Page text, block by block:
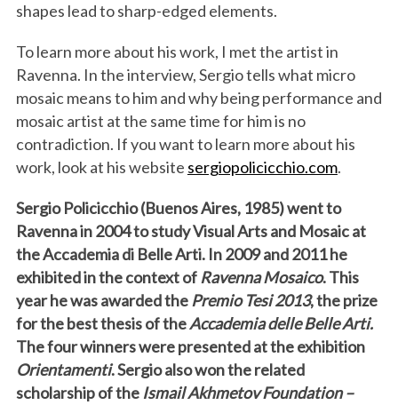
shapes lead to sharp-edged elements.
To learn more about his work, I met the artist in
Ravenna. In the interview, Sergio tells what micro
mosaic means to him and why being performance and
mosaic artist at the same time for him is no
contradiction. If you want to learn more about his
work, look at his website sergiopolicicchio.com.
Sergio Policicchio (Buenos Aires, 1985) went to
Ravenna in 2004 to study Visual Arts and Mosaic at
the Accademia di Belle Arti. In 2009 and 2011 he
exhibited in the context ofRavenna Mosaico. This
year he was awarded the Premio Tesi 2013, the prize
for the best thesis of theAccademia delle Belle Arti.
The four winners were presented at the exhibition
Orientamenti. Sergio also won the related
scholarship of the Ismail Akhmetov Foundation –